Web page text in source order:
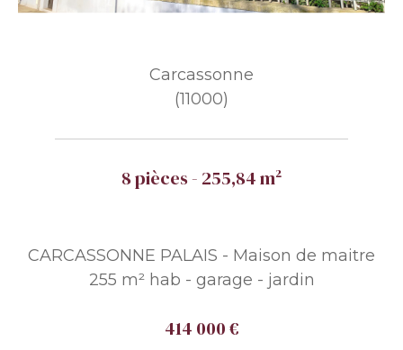
Carcassonne
(11000)
8 pièces - 255,84 m²
CARCASSONNE PALAIS - Maison de maitre
255 m² hab - garage - jardin
414 000 €